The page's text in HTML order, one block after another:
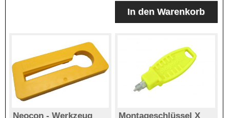
Neocon - Werkzeug
Montageschlüssel X